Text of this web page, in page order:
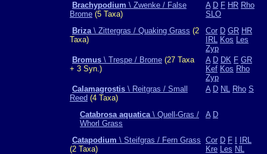
Brachypodium \ Zwenke / False
Brome (5 Taxa)
A D F HR Rho
SLO
Briza\ Zittergras / Quaking Grass (2
Taxa)
Cor D GR HR
IRL Kos Les
Zyp
Bromus \ Trespe / Brome (27 Taxa
+ 3 Syn.)
A D DK F GR
Kef Kos Rho
Zyp
Calamagrostis \ Reitgras / Small
Reed (4 Taxa)
A D NL Rho S
Catabrosa aquatica\ Quell-Gras /
Whorl Grass
A D
Catapodium \ Steifgras / Fern Grass
(2 Taxa)
Cor D F
IRL
Kre Les NL